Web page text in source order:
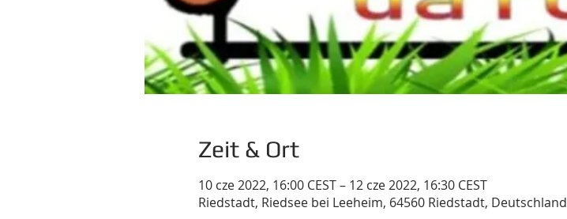
Zeit & Ort
10 cze 2022, 16:00 CEST – 12 cze 2022, 16:30 CEST
Riedstadt, Riedsee bei Leeheim, 64560 Riedstadt, Deutschland